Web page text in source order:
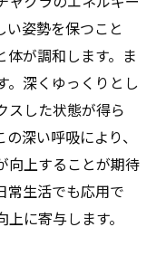
い姿勢を保つこと
体が調和します。ま
。深くゆっくりとし
スした状態が得ら
深い呼吸により、
向上することが期待
常生活でも応用で
に寄与します。